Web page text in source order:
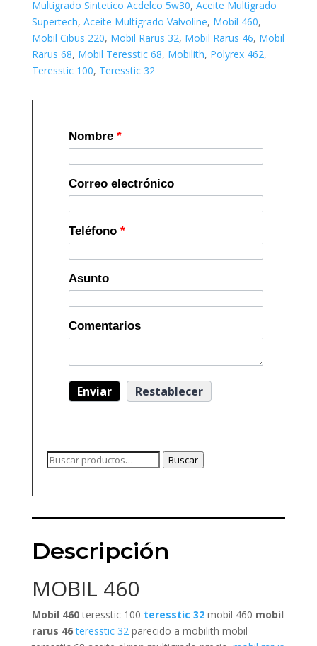
Multigrado Sintetico Acdelco 5w30, Aceite Multigrado
Supertech, Aceite Multigrado Valvoline, Mobil 460,
Mobil Cibus 220, Mobil Rarus 32, Mobil Rarus 46, Mobil
Rarus 68, Mobil Teresstic 68, Mobilith, Polyrex 462,
Teresstic 100, Teresstic 32
Nombre *
Correo electrónico
Teléfono *
Asunto
Comentarios
Buscar
Buscar
Descripción
MOBIL 460
Mobil 460teresstic 100 teresstic 32mobil 460 mobil
rarus 46 teresstic 32 parecido a mobilith mobil